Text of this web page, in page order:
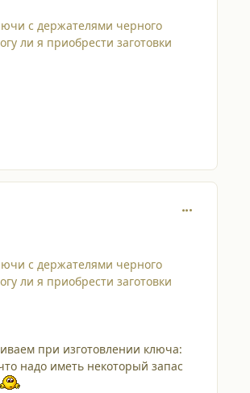
с держателями черного
ли я приобрести заготовки
с держателями черного
ли я приобрести заготовки
при изготовлении ключа:
надо иметь некоторый запас